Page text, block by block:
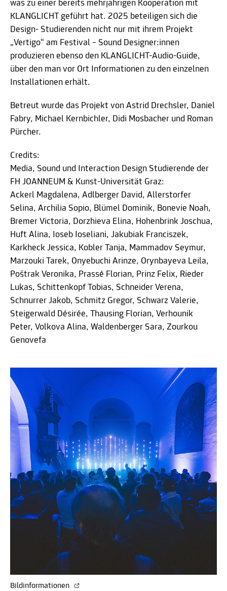
was zu einer bereits mehrjährigen Kooperation mit
KLANGLICHT geführt hat. 2025 beteiligen sich die
Design- Studierenden nicht nur mit ihrem Projekt
„Vertigo“ am Festival – Sound Designer:innen
produzieren ebenso den KLANGLICHT-Audio-Guide,
über den man vor Ort Informationen zu den einzelnen
Installationen erhält.
Betreut wurde das Projekt von Astrid Drechsler, Daniel
Fabry, Michael Kernbichler, Didi Mosbacher und Roman
Pürcher.
Credits:
Media, Sound und Interaction Design Studierende der
FH JOANNEUM & Kunst-Universität Graz:
Ackerl Magdalena, Adlberger David, Allerstorfer
Selina, Archilia Sopio, Blümel Dominik, Bonevie Noah,
Bremer Victoria, Dorzhieva Elina, Hohenbrink Joschua,
Huft Alina, Ioseb Ioseliani, Jakubiak Franciszek,
Karkheck Jessica, Kobler Tanja, Mammadov Seymur,
Marzouki Tarek, Onyebuchi Arinze, Orynbayeva Leila,
Poštrak Veronika, Prassé Florian, Prinz Felix, Rieder
Lukas, Schittenkopf Tobias, Schneider Verena,
Schnurrer Jakob, Schmitz Gregor, Schwarz Valerie,
Steigerwald Désirée, Thausing Florian, Verhounik
Peter, Volkova Alina, Waldenberger Sara, Zourkou
Genovefa
Bildinformationen